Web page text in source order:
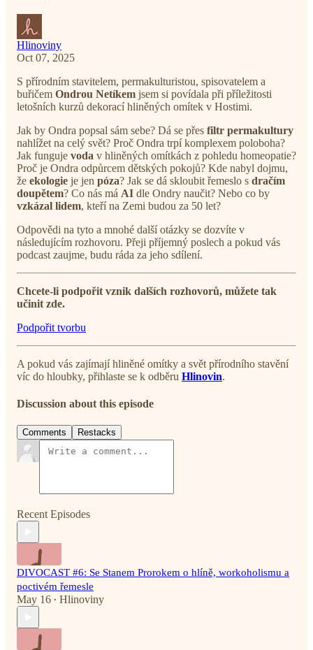
Hlinoviny
Oct 07, 2025
S přírodním stavitelem, permakulturistou, spisovatelem a
buřičem Ondrou Netíkem jsem si povídala při příležitosti
letošních kurzů dekorací hliněných omítek v Hostimi.
Jak by Ondra popsal sám sebe? Dá se přes filtr permakultury
nahlížet na celý svět? Proč Ondra trpí komplexem poloboha?
Jak funguje voda v hliněných omítkách z pohledu homeopatie?
Proč je Ondra odpůrcem dětských pokojů? Kde nabyl dojmu,
že ekologie je jen póza? Jak se dá skloubit řemeslo s dračím
doupětem? Co nás má AI dle Ondry naučit? Nebo co by
vzkázal lidem, kteří na Zemi budou za 50 let?
Odpovědi na tyto a mnohé další otázky se dozvíte v
následujícím rozhovoru. Přeji příjemný poslech a pokud vás
podcast zaujme, budu ráda za jeho sdílení.
Chcete-li podpořit vznik dalších rozhovorů, můžete tak
učinit zde.
Podpořit tvorbu
A pokud vás zajímají hliněné omítky a svět přírodního stavění
víc do hloubky, přihlaste se k odběru Hlinovin.
Discussion about this episode
Comments Restacks
Recent Episodes
DIVOCAST #6: Se Stanem Prorokem o hlíně, workoholismu a
poctivém řemesle
May 16 • Hlinoviny